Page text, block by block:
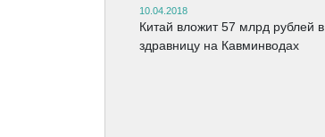
10.04.2018
Китай вложит 57 млрд рублей в
здравницу на Кавминводах